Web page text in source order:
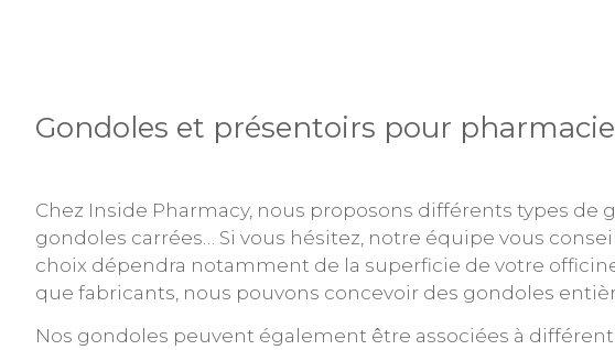
Gondoles et présentoirs pour
Chez Inside Pharmacy, nous proposons différents types
gondoles carrées… Si vous hésitez, notre équipe vous
choix dépendra notamment de la superficie de votre
que fabricants, nous pouvons concevoir des gondoles
Nos gondoles peuvent également être associées à